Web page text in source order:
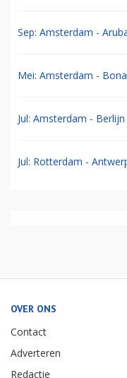
Sep: Amsterdam -
Mei: Amsterdam -
Jul: Amsterdam - Berlijn
Jul: Rotterdam -
OVER ONS
Contact
Adverteren
Redactie